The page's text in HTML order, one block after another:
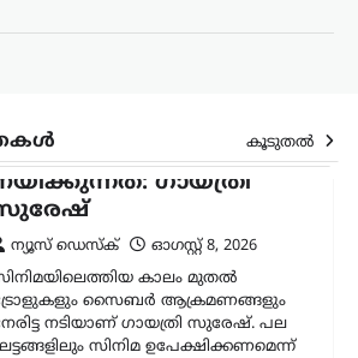
കൂടുതൽ
മുന്നോട്ട്
ഗായത്രി
ന്യൂസ് ഡെസ്ക്
ഓഗസ്റ്റ്‌ 8, 2026
കാലം മുതൽ
സൈബർ ആക്രമണങ്ങളും
നടിയാണ് ഗായത്രി സുരേഷ്. പല
സിനിമ ഉപേക്ഷിക്കണമെന്ന്